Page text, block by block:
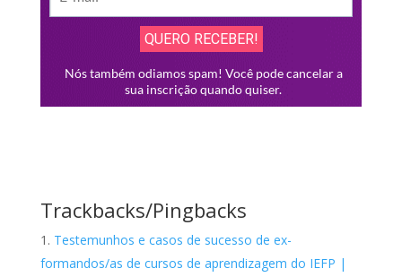
Trackbacks/Pingbacks
Testemunhos e casos de sucesso de ex-
formandos/as de cursos de aprendizagem do IEFP |